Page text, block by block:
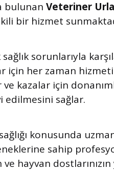
bulunan Veteriner Urla
bir hizmet
sorunlarıyla
için her zaman
kazalar için
edilmesini sağlar.
konusunda
sahip
hayvan